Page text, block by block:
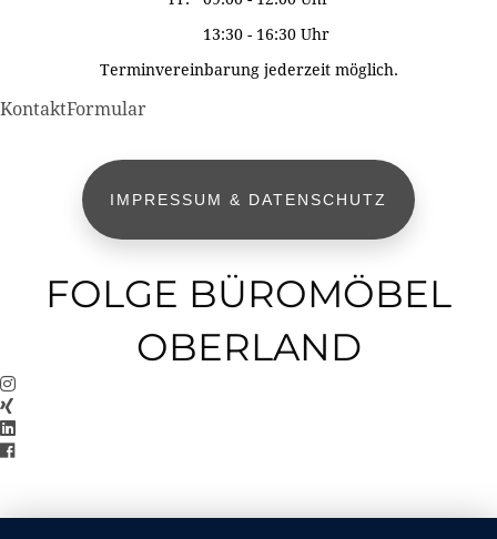
13:30 - 16:30 Uhr
Terminvereinbarung jederzeit möglich.
KontaktFormular
IMPRESSUM & DATENSCHUTZ
FOLGE BÜROMÖBEL
OBERLAND